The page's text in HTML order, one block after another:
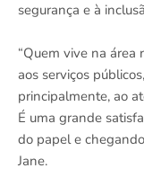
segurança e à
“Quem vive na área
aos serviços
principalmente, ao
É uma grande
do papel e
Jane.